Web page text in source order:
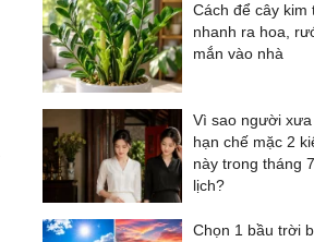
Cách để cây kim
nhanh ra hoa,
mắn vào nhà
Vì sao người xưa
hạn chế mặc 2
này trong tháng
lịch?
Chọn 1 bầu trời